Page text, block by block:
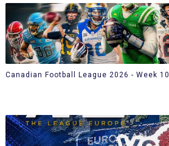
Canadian Football League 2026 - Week 10